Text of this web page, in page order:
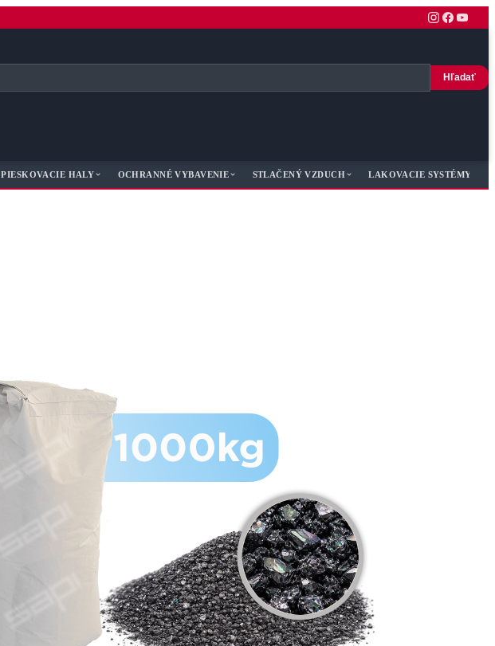
Hľadať
PIESKOVACIE HALY OCHRANNÉ VYBAVENIE STLAČENÝ VZDUCH LAKOVACIE SYSTÉMY